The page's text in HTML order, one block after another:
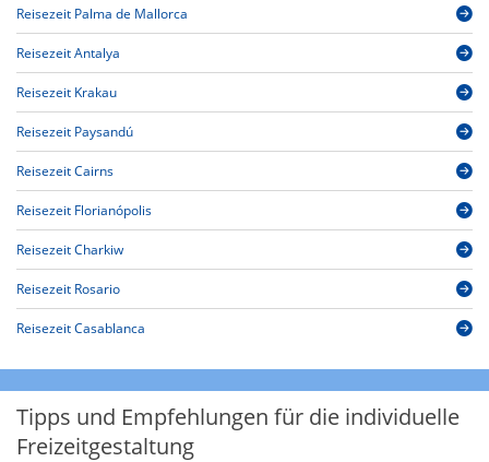
Reisezeit Palma de Mallorca
Reisezeit Antalya
Reisezeit Krakau
Reisezeit Paysandú
Reisezeit Cairns
Reisezeit Florianópolis
Reisezeit Charkiw
Reisezeit Rosario
Reisezeit Casablanca
Tipps und Empfehlungen für die individuelle
Freizeitgestaltung